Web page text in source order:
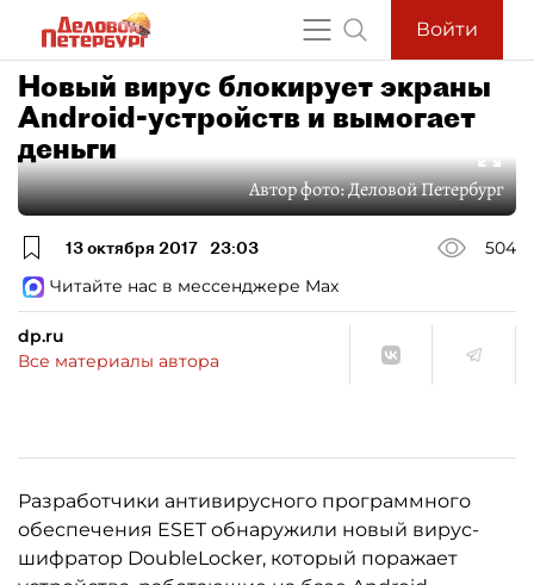
Войти
Новый вирус блокирует экраны
Android-устройств и вымогает
деньги
Автор фото:Деловой Петербург
13 октября 2017 23:03
504
Читайте нас в мессенджере Max
dp.ru
Все материалы автора
Разработчики антивирусного программного
обеспечения ESET обнаружили новый вирус-
шифратор DoubleLocker, который поражает